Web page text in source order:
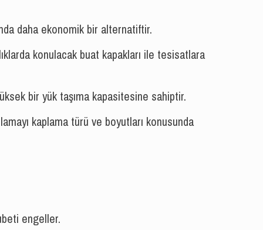
daha ekonomik bir alternatiftir.
konulacak buat kapakları ile tesisatlara
bir yük taşıma kapasitesine sahiptir.
kaplama türü ve boyutları konusunda
engeller.